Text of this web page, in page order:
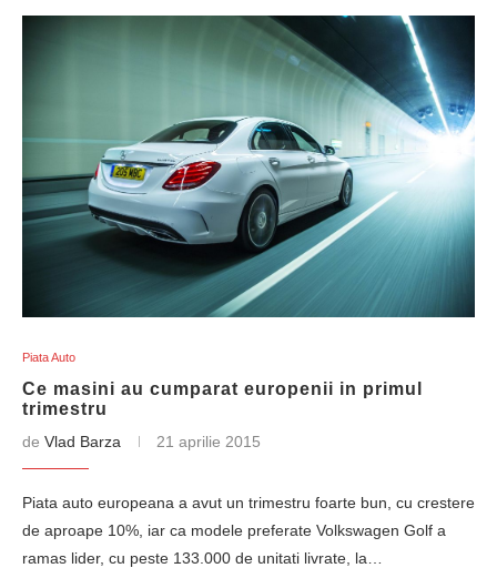
Piata Auto
Ce masini au cumparat europenii in primul
trimestru
de Vlad Barza 21 aprilie 2015
Piata auto europeana a avut un trimestru foarte bun, cu crestere
de aproape 10%, iar ca modele preferate Volkswagen Golf a
ramas lider, cu peste 133.000 de unitati livrate, la…